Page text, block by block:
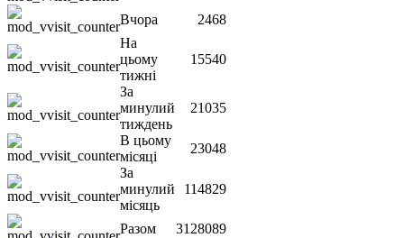
Вчора
2468
На
цьому
тижні
15540
За
минулий
тиждень
21035
В цьому
місяці
23048
За
минулий
місяць
114829
Разом
3128089